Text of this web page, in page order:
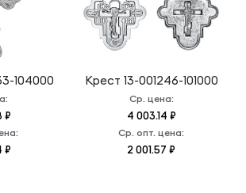
104000
₽
₽
Крест 13-001246-101000
Ср. цена:
4 003.14 ₽
Ср. опт. цена:
2 001.57 ₽